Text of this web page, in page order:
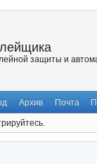
защиты и
Архив Почта